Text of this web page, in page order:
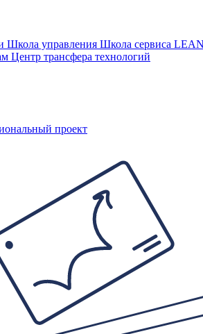
Школа управления Школа сервиса
Центр трансфера технологий
проект